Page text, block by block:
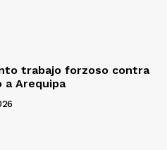
trabajo forzoso contra
a Arequipa